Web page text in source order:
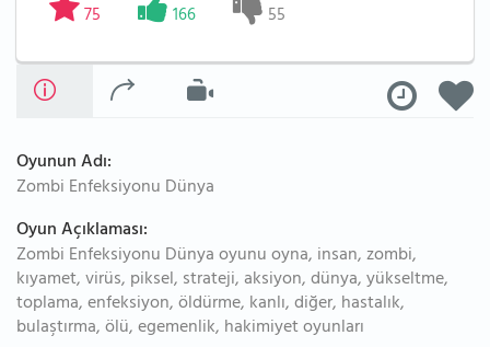
75 166 55
Oyunun Adı:
Zombi Enfeksiyonu Dünya
Oyun Açıklaması:
Zombi Enfeksiyonu Dünya oyunu oyna, insan, zombi,
kıyamet, virüs, piksel, strateji, aksiyon, dünya, yükseltme,
toplama, enfeksiyon, öldürme, kanlı, diğer, hastalık,
bulaştırma, ölü, egemenlik, hakimiyet oyunları